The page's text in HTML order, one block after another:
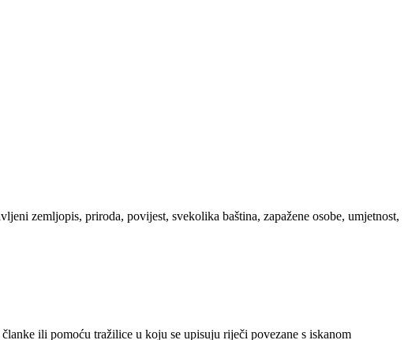
zemljopis, priroda, povijest, svekolika baština, zapažene osobe, umjetnost,
ili pomoću tražilice u koju se upisuju riječi povezane s iskanom